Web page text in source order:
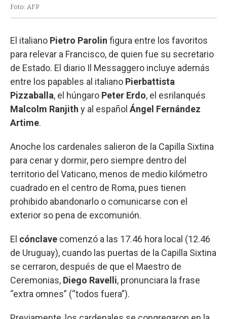
Foto: AFP
El italiano Pietro Parolin figura entre los favoritos
para relevar a Francisco, de quien fue su secretario
de Estado. El diario Il Messaggero incluye además
entre los papables al italiano Pierbattista
Pizzaballa, el húngaro Peter Erdo, el esrilanqués
Malcolm Ranjith y al español Ángel Fernández
Artime.
Anoche los cardenales salieron de la Capilla Sixtina
para cenar y dormir, pero siempre dentro del
territorio del Vaticano, menos de medio kilómetro
cuadrado en el centro de Roma, pues tienen
prohibido abandonarlo o comunicarse con el
exterior so pena de excomunión.
El cónclave comenzó a las 17.46 hora local (12.46
de Uruguay), cuando las puertas de la Capilla Sixtina
se cerraron, después de que el Maestro de
Ceremonias, Diego Ravelli, pronunciara la frase
“extra omnes” (“todos fuera”).